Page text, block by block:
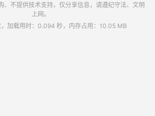
、不提供技术支持，仅分享信息，请遵纪守法、文明
上网。
加载用时：0.094 秒，内存占用：10.05 MB